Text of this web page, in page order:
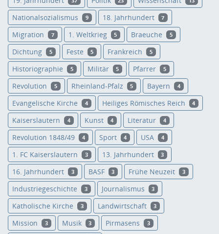
Nationalsozialismus 9 18. Jahrhundert 7
Migration 7 1. Weltkrieg 5 Braeuche 5
Dichtung 5 Feste 5 Frankreich 5
Historiographie 5 Militär 5 Pfarrer 5
Revolution 5 Rheinland-Pfalz 5 Bayern 4
Evangelische Kirche 4 Heiliges Römisches Reich 4
Kaiserslautern 4 Kunst 4 Literatur 4
Revolution 1848/49 4 Sport 4 USA 4
1. FC Kaiserslautern 3 13. Jahrhundert 3
16. Jahrhundert 3 BASF 3 Frühe Neuzeit 3
Industriegeschichte 3 Journalismus 3
Katholische Kirche 3 Landwirtschaft 3
Mission 3 Musik 3 Pirmasens 3